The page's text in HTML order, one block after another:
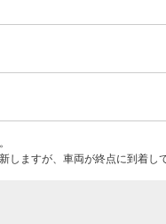
しますが、車両が終点に到着し